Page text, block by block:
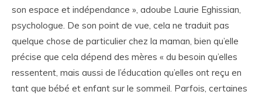
son espace et indépendance », adoube Laurie Eghissian,
psychologue. De son point de vue, cela ne traduit pas
quelque chose de particulier chez la maman, bien qu’elle
précise que cela dépend des mères « du besoin qu’elles
ressentent, mais aussi de l’éducation qu’elles ont reçu en
tant que bébé et enfant sur le sommeil. Parfois, certaines